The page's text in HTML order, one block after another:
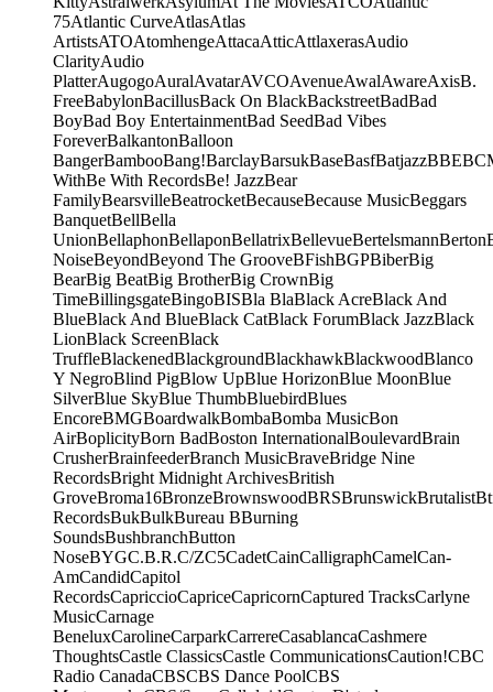
75Atlantic CurveAtlasAtlas
ArtistsATOAtomhengeAttacaAtticAttlaxerasAudio
ClarityAudio
PlatterAugogoAuralAvatarAVCOAvenueAwalAwareAxisB.
FreeBabylonBacillusBack On BlackBackstreetBadBad
BoyBad Boy EntertainmentBad SeedBad Vibes
ForeverBalkantonBalloon
BangerBambooBang!BarclayBarsukBaseBasfBatjazzBBE
WithBe With RecordsBe! JazzBear
FamilyBearsvilleBeatrocketBecauseBecause MusicBeggars
BanquetBellBella
UnionBellaphonBellaponBellatrixBellevueBertelsmannBerton
NoiseBeyondBeyond The GrooveBFishBGPBiberBig
BearBig BeatBig BrotherBig CrownBig
TimeBillingsgateBingoBISBla BlaBlack AcreBlack And
BlueBlack And BlueBlack CatBlack ForumBlack JazzBlack
LionBlack ScreenBlack
TruffleBlackenedBlackgroundBlackhawkBlackwoodBlanco
Y NegroBlind PigBlow UpBlue HorizonBlue MoonBlue
SilverBlue SkyBlue ThumbBluebirdBlues
EncoreBMGBoardwalkBombaBomba MusicBon
AirBoplicityBorn BadBoston InternationalBoulevardBrain
CrusherBrainfeederBranch MusicBraveBridge Nine
RecordsBright Midnight ArchivesBritish
GroveBroma16BronzeBrownswoodBRSBrunswickBrutalist
RecordsBukBulkBureau BBurning
SoundsBushbranchButton
NoseBYGC.B.R.C/ZC5CadetCainCalligraphCamelCan-
AmCandidCapitol
RecordsCapriccioCapriceCapricornCaptured TracksCarlyne
MusicCarnage
BeneluxCarolineCarparkCarrereCasablancaCashmere
ThoughtsCastle ClassicsCastle CommunicationsCaution!CBC
Radio CanadaCBSCBS Dance PoolCBS